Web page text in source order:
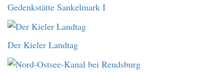
Gedenkstätte Sankelmark I
Der Kieler Landtag